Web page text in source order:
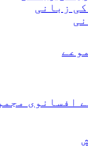
زبانی
افسانوی